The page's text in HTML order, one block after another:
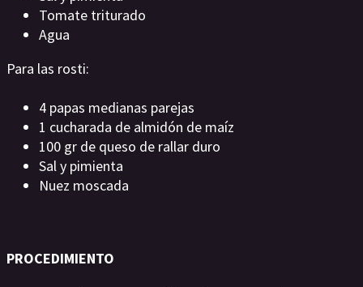
Tomate triturado
Agua
Para las rosti:
4 papas medianas parejas
1 cucharada de almidón de maíz
100 gr de queso de rallar duro
Sal y pimienta
Nuez moscada
PROCEDIMIENTO